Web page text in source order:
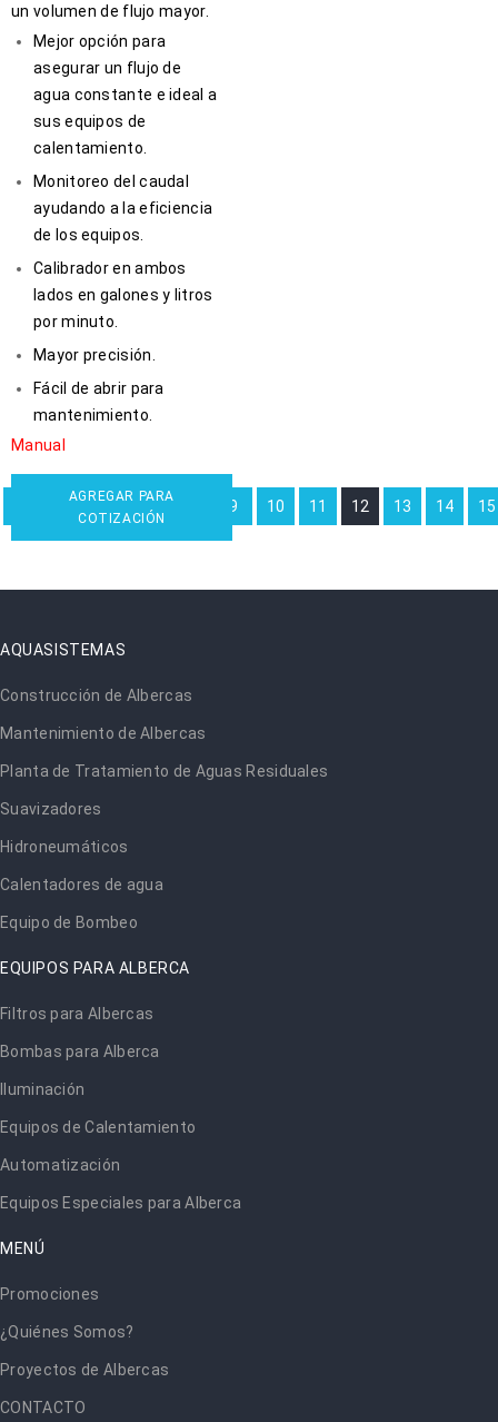
un volumen de flujo mayor.
Mejor opción para
asegurar un flujo de
agua constante e ideal a
sus equipos de
calentamiento.
Monitoreo del caudal
ayudando a la eficiencia
de los equipos.
Calibrador en ambos
lados en galones y litros
por minuto.
Mayor precisión.
Fácil de abrir para
mantenimiento.
Manual
AGREGAR PARA
COTIZACIÓN
1 2 3 9 10 11 12 13 14 15
AQUASISTEMAS
Construcción de Albercas
Mantenimiento de Albercas
Planta de Tratamiento de Aguas Residuales
Suavizadores
Hidroneumáticos
Calentadores de agua
Equipo de Bombeo
EQUIPOS PARA ALBERCA
Filtros para Albercas
Bombas para Alberca
Iluminación
Equipos de Calentamiento
Automatización
Equipos Especiales para Alberca
MENÚ
Promociones
¿Quiénes Somos?
Proyectos de Albercas
CONTACTO